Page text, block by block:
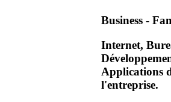
Business -
Internet,
Applications
l'entreprise.